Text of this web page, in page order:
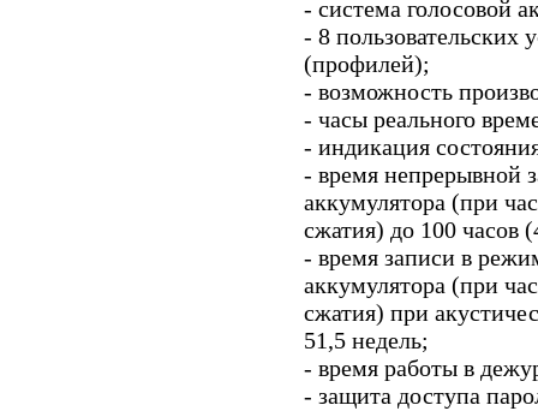
- система голосовой
- 8 пользовательских
(профилей);
- возможность
- часы реального
- индикация
- время непрерывной
аккумулятора (при
сжатия) до 100 часов
- время записи в
аккумулятора (при
сжатия) при
51,5 недель;
- время работы в
- защита доступа